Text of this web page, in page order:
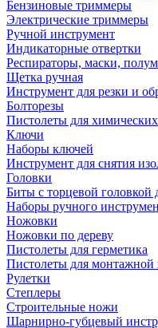
Бензиновые триммеры
Электрические триммеры
Ручной инструмент
Индикаторные отвертки
Респираторы, маски,
Щетка ручная
Инструмент для резки и
Болторезы
Пистолеты для
Ключи
Наборы ключей
Инструмент для снятия
Головки
Биты с торцевой головкой
Наборы ручного
Ножовки
Ножовки по дереву
Пистолеты для герметика
Пистолеты для
Рулетки
Степлеры
Строительные ножи
Шарнирно-губцевый